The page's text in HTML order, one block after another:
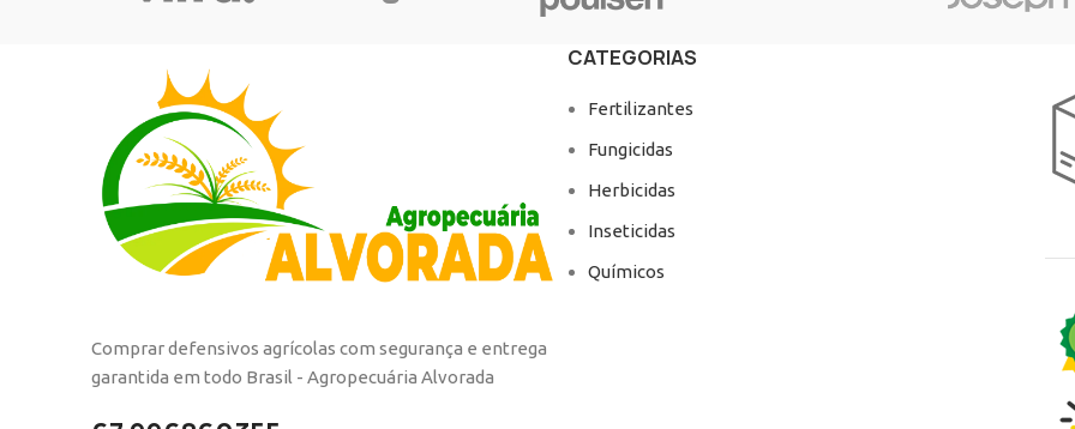
Comprar defensivos agrícolas com segurança e entrega
garantida em todo Brasil - Agropecuária Alvorada
CATEGORIAS
Fertilizantes
Fungicidas
Herbicidas
Inseticidas
Químicos